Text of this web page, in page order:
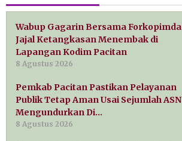
Wabup Gagarin Bersama Forkopimda
Jajal Ketangkasan Menembak di
Lapangan Kodim Pacitan
8 Agustus 2026
Pemkab Pacitan Pastikan Pelayanan
Publik Tetap Aman Usai Sejumlah ASN
Mengundurkan Di…
8 Agustus 2026